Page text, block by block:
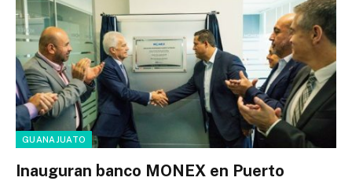
GUANAJUATO
Inauguran banco MONEX en Puerto